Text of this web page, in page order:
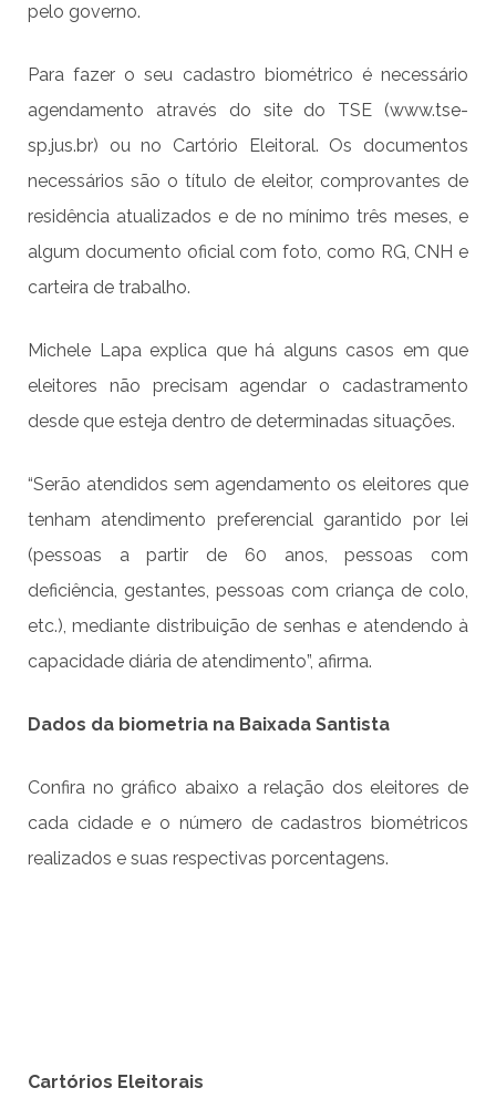
pelo governo.
Para fazer o seu cadastro biométrico é necessário
agendamento através do site do TSE (www.tse-
sp.jus.br) ou no Cartório Eleitoral. Os documentos
necessários são o título de eleitor, comprovantes de
residência atualizados e de no mínimo três meses, e
algum documento oficial com foto, como RG, CNH e
carteira de trabalho.
Michele Lapa explica que há alguns casos em que
eleitores não precisam agendar o cadastramento
desde que esteja dentro de determinadas situações.
“Serão atendidos sem agendamento os eleitores que
tenham atendimento preferencial garantido por lei
(pessoas a partir de 60 anos, pessoas com
deficiência, gestantes, pessoas com criança de colo,
etc.), mediante distribuição de senhas e atendendo à
capacidade diária de atendimento”, afirma.
Dados da biometria na Baixada Santista
Confira no gráfico abaixo a relação dos eleitores de
cada cidade e o número de cadastros biométricos
realizados e suas respectivas porcentagens.
Cartórios Eleitorais